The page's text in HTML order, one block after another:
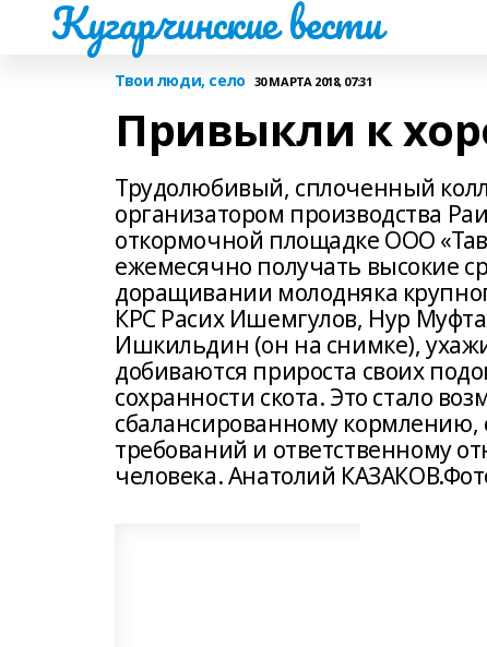
Кугарчинские вести
Твои люди, село 30 МАРТА 2018, 07:31
Привыкли к
Трудолюбивый, сплоченный
организатором производства
откормочной площадке ООО
ежемесячно получать высокие
доращивании молодняка
КРС Расих Ишемгулов, Нур
Ишкильдин (он на снимке),
добиваются прироста своих
сохранности скота. Это стало
сбалансированному
требований и ответственному
человека. Анатолий